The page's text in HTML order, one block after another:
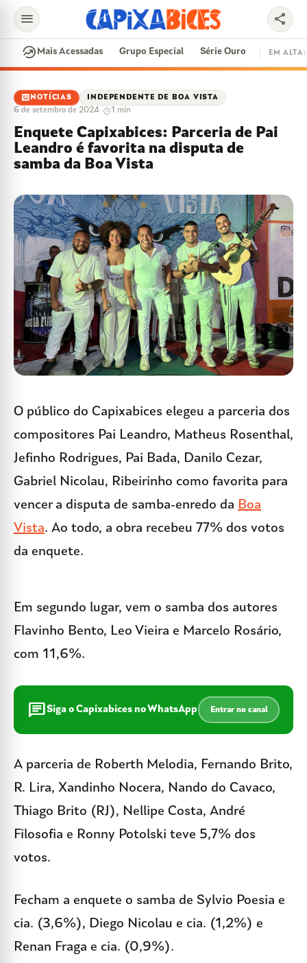
search
EM ALTA
CONTRATAÇÕES VAI E VEM
DISPUTA DE SAMBA SAMBA-ENREDO
PARINTINS EVENTOS FEIJOADA
menu share
whatshot Mais Acessadas Grupo Especial Série Ouro EM ALTA:
newsmode NOTÍCIAS INDEPENDENTE DE BOA VISTA
6 de setembro de 2024· 1 min
Enquete Capixabices: Parceria de Pai
Leandro é favorita na disputa de
samba da Boa Vista
O público do Capixabices elegeu a parceria dos
compositores Pai Leandro, Matheus Rosenthal,
Jefinho Rodrigues, Pai Bada, Danilo Cezar,
Gabriel Nicolau, Ribeirinho como favorita para
vencer a disputa de samba-enredo da Boa
Vista. Ao todo, a obra recebeu 77% dos votos
da enquete.
Em segundo lugar, vem o samba dos autores
Flavinho Bento, Leo Vieira e Marcelo Rosário,
com 11,6%.
chatSiga o Capixabices no WhatsApp Entrar no canal
A parceria de Roberth Melodia, Fernando Brito,
R. Lira, Xandinho Nocera, Nando do Cavaco,
Thiago Brito (RJ), Nellipe Costa, André
Filosofia e Ronny Potolski teve 5,7% dos
votos.
Fecham a enquete o samba de Sylvio Poesia e
cia. (3,6%), Diego Nicolau e cia. (1,2%) e
Renan Fraga e cia. (0,9%).